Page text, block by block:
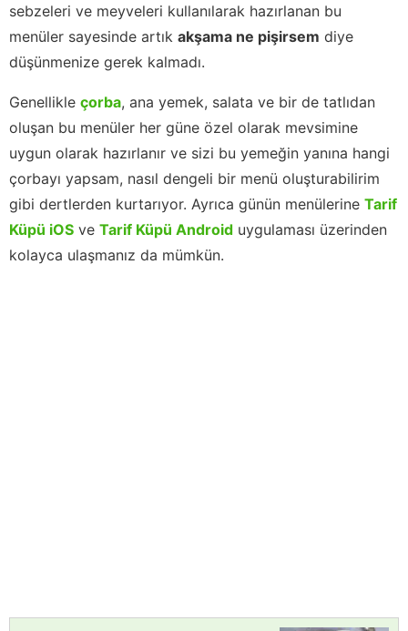
sebzeleri ve meyveleri kullanılarak hazırlanan bu
menüler sayesinde artık akşama ne pişirsem diye
düşünmenize gerek kalmadı.
Genellikle çorba, ana yemek, salata ve bir de tatlıdan
oluşan bu menüler her güne özel olarak mevsimine
uygun olarak hazırlanır ve sizi bu yemeğin yanına hangi
çorbayı yapsam, nasıl dengeli bir menü oluşturabilirim
gibi dertlerden kurtarıyor. Ayrıca günün menülerine Tarif
Küpü iOS ve Tarif Küpü Android uygulaması üzerinden
kolayca ulaşmanız da mümkün.